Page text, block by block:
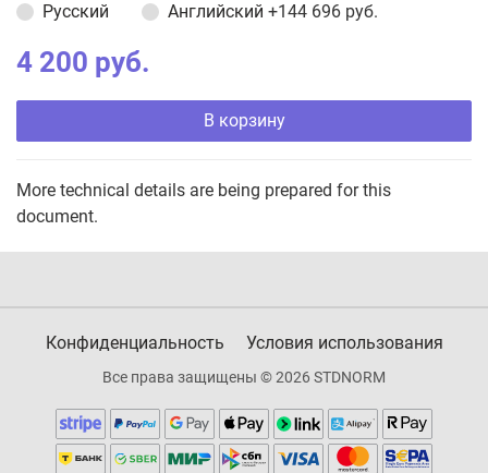
Русский
Английский +144 696 руб.
4 200 руб.
В корзину
More technical details are being prepared for this
document.
Конфиденциальность Условия использования
Все права защищены © 2026 STDNORM